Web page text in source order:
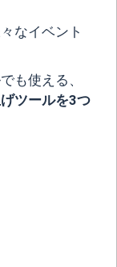
なイベント
も使える、
ツールを3つ